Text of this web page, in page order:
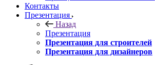
Контакты
Презентация
Назад
Презентация
Презентация для строителей
Презентация для дизайнеров